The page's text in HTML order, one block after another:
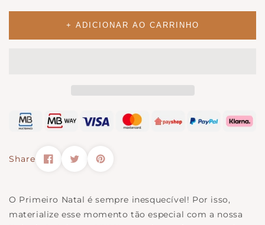
para
de
e
Frase
quantidade
para
Bola
Nome
+ ADICIONAR AO CARRINHO
Share
O Primeiro Natal é sempre inesquecível! Por isso,
materialize esse momento tão especial com a nossa